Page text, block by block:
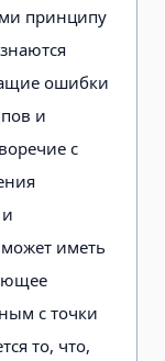
принципу
ошибки
и
с
иметь
с точки
то, что,